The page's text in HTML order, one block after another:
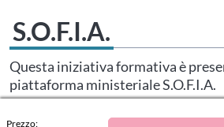
Prezzo:
S.O.F.I.A.
Questa iniziativa formativa è
piattaforma ministeriale S.O.F.I.A.